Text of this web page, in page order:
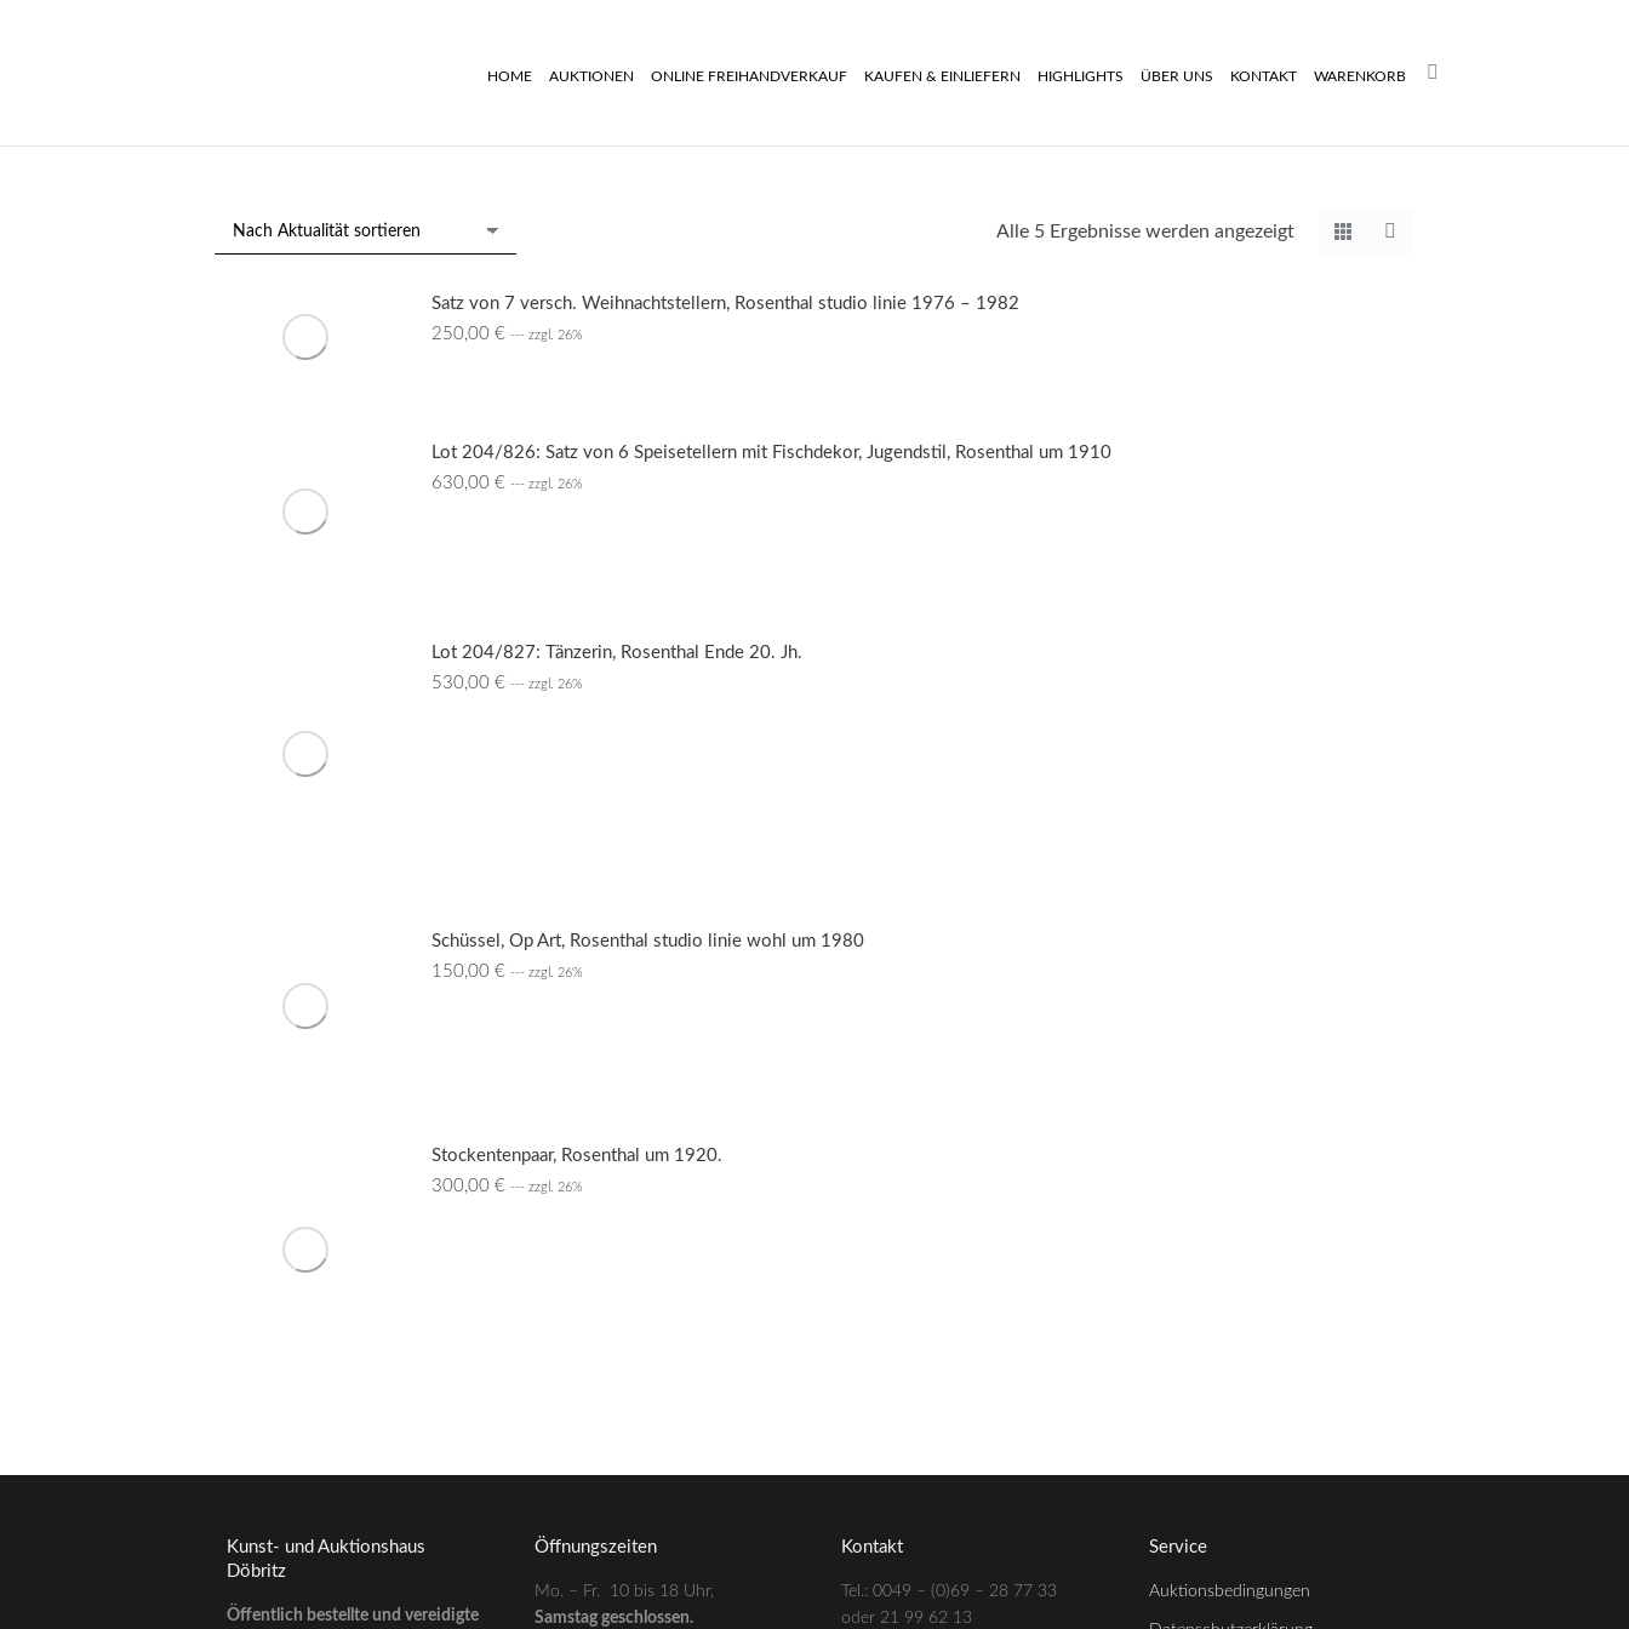
HOME AUKTIONEN ONLINE FREIHANDVERKAUF KAUFEN & EINLIEFERN HIGHLIGHTS ÜBER UNS KONTAKT WARENKORB Search:
Alle 5 Ergebnisse werden angezeigtNach
Satz von 7 versch. Weihnachtstellern, Rosenthal studio linie 1976 – 1982
250,00 € --- zzgl. 26%
Lot 204/826: Satz von 6 Speisetellern mit Fischdekor, Jugendstil, Rosenthal um 1910
630,00 € --- zzgl. 26%
Lot 204/827: Tänzerin, Rosenthal Ende 20. Jh.
530,00 € --- zzgl. 26%
Schüssel, Op Art, Rosenthal studio linie wohl um 1980
150,00 € --- zzgl. 26%
Stockentenpaar, Rosenthal um 1920.
300,00 € --- zzgl. 26%
Kunst- und Auktionshaus
Döbritz
Öffentlich bestellte und vereidigte
Öffnungszeiten
Mo. – Fr. 10 bis 18 Uhr,
Samstag geschlossen.
Kontakt
Tel.: 0049 – (0)69 – 28 77 33
oder 21 99 62 13
Service
Auktionsbedingungen